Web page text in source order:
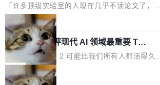
了
「许多顶级实验室的人现在几乎不读论文了，而
且他们认为 ICLR/ICML/NeurIPS 充斥着大量过
度宣传和欺诈。」 OpenAI 研究员 Keller Jorda
n 这条推文引发了广泛讨论。他不是在说风凉
话，他是说出了一个圈内人尽皆知但很少公开捅
破的事实。 Jordan 随后补充了一句软化声明：
「我不认为这些会议上大部分论文都在过度宣传
局
xAI 前工程师评现代 AI 领域最重要 Top
3 开源项目
Flash Attention 2 可能比我们所有人都活得久。
这句话不是来自某个技术博客，而是出自 Hieu
Pham 的一条推文。Hieu Pham 是谁？他是 xAI
局